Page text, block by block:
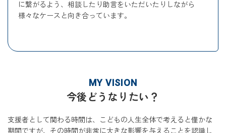
に繋がるよう、相談したり助言をいただいたりしながら
様々なケースと向き合っています。
MY VISION
今後どうなりたい？
支援者として関わる時間は、こどもの人生全体で考えると僅かな
期間ですが、その時間が非常に大きな影響を与えることを認識し